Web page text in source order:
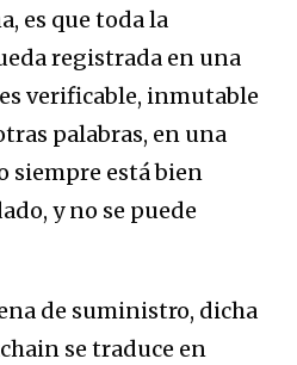
es que toda la
registrada en una
verificable, inmutable
palabras, en una
siempre está bien
y no se puede
de suministro, dicha
se traduce en